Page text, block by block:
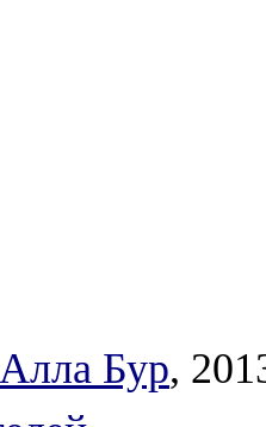
Алла Бур,